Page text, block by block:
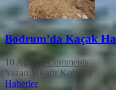
Bodrum’da Kaçak
10 Ağu
0 Comments
Yazan: Misafir Koltuğu
Haberler